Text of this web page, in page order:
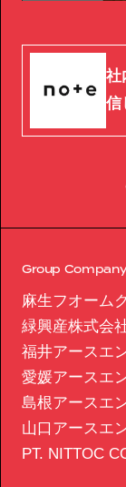
社
信
Group Company
麻生フオーム
緑興産株式会
福井アースエ
愛媛アースエ
島根アースエ
山口アースエ
PT. NITTOC